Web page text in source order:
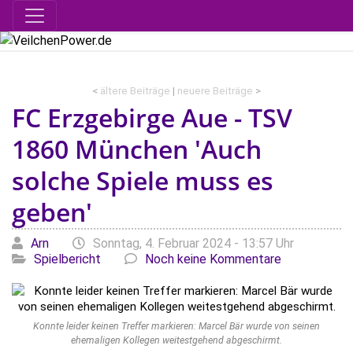
< ältere Beiträge | neuere Beiträge >
FC Erzgebirge Aue - TSV
1860 München 'Auch
solche Spiele muss es
geben'
Geschrieben von
Arn am Sonntag, 4. Februar 2024 - 13:57 Uhr
Spielbericht
Noch keine Kommentare
Konnte leider keinen Treffer markieren: Marcel Bär wurde von seinen
ehemaligen Kollegen weitestgehend abgeschirmt.